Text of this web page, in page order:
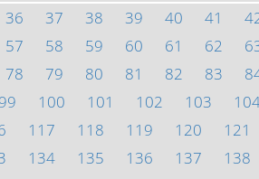
36 37 38 39 40 41
57 58 59 60 61 62
78 79 80 81 82 83
99 100 101 102 103
117 118 119 120 121
134 135 136 137 138